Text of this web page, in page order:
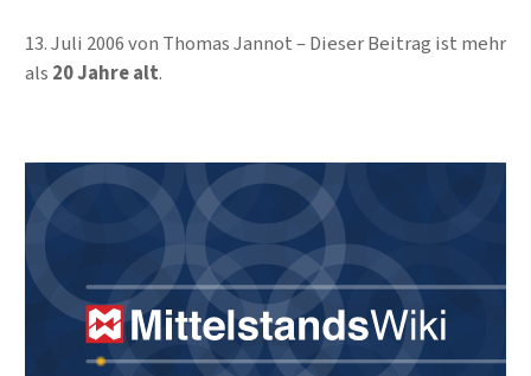
13. Juli 2006von Thomas Jannot
Dieser Beitrag ist mehr
als 20 Jahre alt.